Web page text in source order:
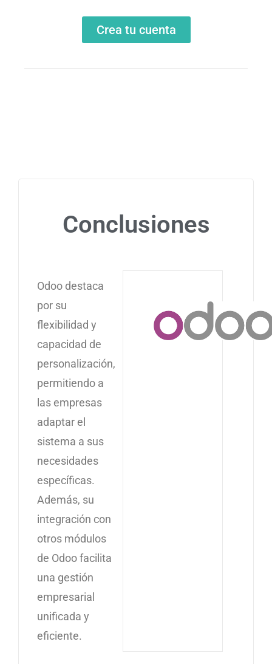
Crea tu cuenta
Conclusiones
Odoo destaca
por su
flexibilidad y
capacidad de
personalización,
permitiendo a
las empresas
adaptar el
sistema a sus
necesidades
específicas.
Además, su
integración con
otros módulos
de Odoo facilita
una gestión
empresarial
unificada y
eficiente.